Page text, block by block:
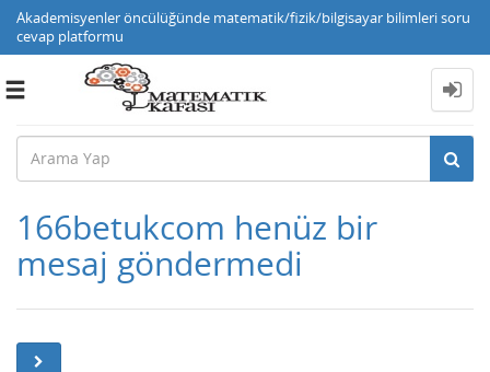
Akademisyenler öncülüğünde matematik/fizik/bilgisayar bilimleri soru
cevap platformu
Toggle
166betukcom henüz bir
mesaj göndermedi